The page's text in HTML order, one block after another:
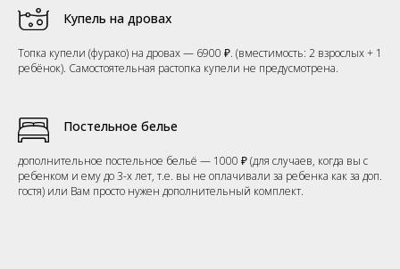
Купель на дровах
Топка купели (фурако) на дровах — 6900 ₽. (вместимость: 2 взрослых + 1
ребёнок). Самостоятельная растопка купели не предусмотрена.
Постельное белье
дополнительное постельное бельё — 1000 ₽(для случаев, когда вы с
ребенком и ему до 3-х лет, т.е. вы не оплачивали за ребенка как за доп.
гостя) или Вам просто нужен дополнительный комплект.